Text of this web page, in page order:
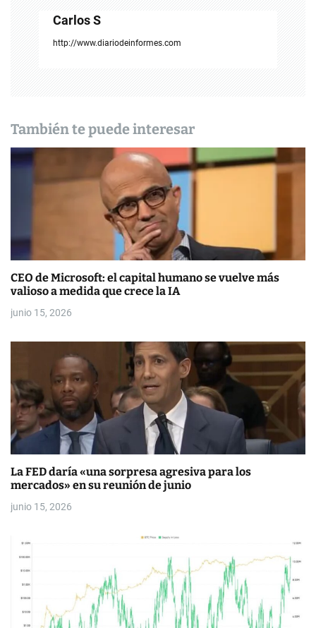
e
e
r
a
d
a
Carlos S
http://www.diariodeinformes.com
También te puede interesar
CEO de Microsoft: el capital humano se vuelve más
valioso a medida que crece la IA
junio 15, 2026
La FED daría «una sorpresa agresiva para los
mercados» en su reunión de junio
junio 15, 2026